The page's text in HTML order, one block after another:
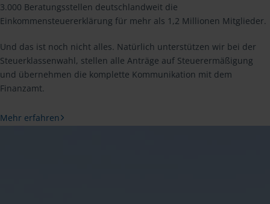
3.000 Beratungsstellen deutschlandweit die
Einkommensteuererklärung für mehr als 1,2 Millionen Mitglieder.
Und das ist noch nicht alles. Natürlich unterstützen wir bei der
Steuerklassenwahl, stellen alle Anträge auf Steuerermäßigung
und übernehmen die komplette Kommunikation mit dem
Finanzamt.
Mehr erfahren